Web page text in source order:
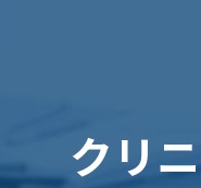
クリ